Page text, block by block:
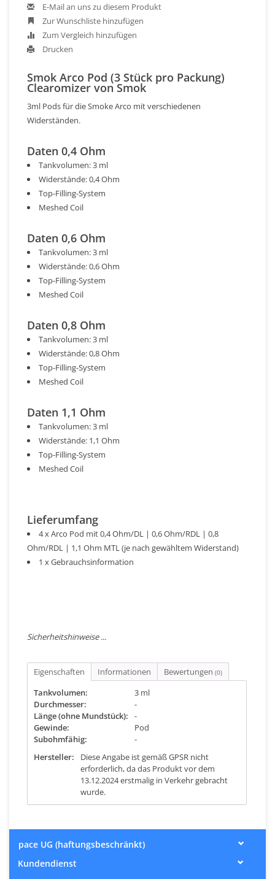
E-Mail an uns zu diesem Produkt
Zur Wunschliste hinzufügen
Zum Vergleich hinzufügen
Drucken
Smok Arco Pod (3 Stück pro Packung)
Clearomizer von Smok
3ml Pods für die Smoke Arco mit verschiedenen
Widerständen.
Daten 0,4 Ohm
Tankvolumen: 3 ml
Widerstände: 0,4 Ohm
Top-Filling-System
Meshed Coil
Daten 0,6 Ohm
Tankvolumen: 3 ml
Widerstände: 0,6 Ohm
Top-Filling-System
Meshed Coil
Daten 0,8 Ohm
Tankvolumen: 3 ml
Widerstände: 0,8 Ohm
Top-Filling-System
Meshed Coil
Daten 1,1 Ohm
Tankvolumen: 3 ml
Widerstände: 1,1 Ohm
Top-Filling-System
Meshed Coil
Lieferumfang
4 x Arco Pod mit 0,4 Ohm/DL | 0,6 Ohm/RDL | 0,8
Ohm/RDL | 1,1 Ohm MTL (je nach gewähltem Widerstand)
1 x Gebrauchsinformation
Sicherheitshinweise ...
Eigenschaften Informationen Bewertungen (0)
Tankvolumen:
3 ml
Durchmesser:
-
Länge (ohne Mundstück):
-
Gewinde:
Pod
Subohmfähig:
-
Hersteller:
Diese Angabe ist gemäß GPSR nicht
erforderlich, da das Produkt vor dem
13.12.2024 erstmalig in Verkehr gebracht
wurde.
pace UG (haftungsbeschränkt)
Kundendienst